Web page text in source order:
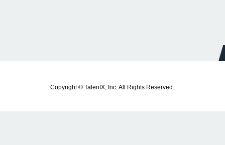
Copyright © TalentX, Inc. All Rights Reserved.